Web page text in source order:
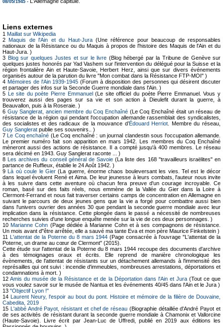
08/05/1945 -
Liens externes
1 Maillat sur Wikipedia
2 Maquis de l'Ain et du Haut-Jura(Une référence pour beaucoup de responsables
nationaux de la Résistance ou du Maquis à propos de l'histoire des Maquis de l'Ain et du
Haut-Jura. )
3 Blog sur quelques Justes et sur le livre (Blog hébergé par la Tribune de Genève sur
quelques justes honorés par Yad Vashem sur l'intervention du délégué pour la Suisse et la
région frontalière Ain et Haute-Savoie, Herbert Herz, ainsi que sur divers événements
organisés autour de la parution du livre "Mon combat dans la Résistance FTP-MOI" )
4 Mémoires de l'Ain 1939-1945 (Forum à disposition des personnes qui désirent discuter
et partager des infos sur la Seconde Guerre mondiale dans l'Ain. )
5
Le site du poète Pierre Emmanuel (Le site officiel du poète Pierre Emmanuel. Vous y
trouverez aussi des pages sur sa vie et son action à Dieulefit durant la guerre, à
Beauvallon, puis à la Roseraie. )
6 Guy Sanglerat, ancien membre du Coq Enchaîné (Le Coq Enchaîné était un réseau de
résistance de la région qui pendant l'occupation allemande rassemblait des syndicalistes,
des socialistes et des radicaux de la mouvance d’Édouard Herriot . Membre du réseau,
Guy Sanglerat publie ses souvenirs.. )
7
Le Coq enchaîné (Le Coq enchaîné : un journal clandestin sous l'occupation allemande.
Le premier numéro fait son apparition en mars 1942. Les membres du Coq Enchaîné
mèneront aussi des actions de résistance. Il a compté jusqu'à 400 membres. Le réseau
sera décimé en 1943. Guy Sanglerat raconte ... )
8
Les archives du conseil général de Savoie (La liste des 168 "travailleurs israëlites" en
partance de Ruffieux, établie le 24 Août 1942. )
9
Là où coule le Gier(La guerre, énorme chaos bouleversant les vies. Tel est le décor
dans lequel évoluent René et Aima. De leur jeunesse à leurs combats, l'auteur nous invite
à les suivre dans cette aventure où chacun fera preuve d'un courage incroyable. Ce
roman, basé sur des faits réels, nous emmène de la Vallée du Gier dans la Loire à
Clermont-Ferrand et nous fait traverser certains camps de concentration en Allemagne en
suivant le parcours de deux jeunes gens que la vie a forgé pour combattre aussi bien
dans l'univers ouvrier des années 30 que pendant la seconde guerre mondiale avec leur
implication dans la résistance. Cette plongée dans le passé a nécessité de nombreuses
recherches suivies d'une longue enquête menée sur la vie de ces deux personnages. )
10 Marianne Cohn (Page dédiée à Marianne Cohn et à ses compagnons de résistance.
Un mois avant d"être arrêtée, elle a sauvé ma tante Eva et mon père Maurice Finkelstein )
11
L'attentat de la Poterne du 8 mars 1944 (Page consacrée à l'ouvrage "L'attentat de la
Poterne, un drame au cœur de Clermont" (2015).
Cette étude sur l'attentat de la Poterne du 8 mars 1944 recoupe des documents d'archive
à des témoignages oraux et écrits. Elle reprend de manière chronologique les
évènements, de l'attentat de résistants sur un détachement allemands à l'immensité des
représailles qui ont suivi : incendie d'immeubles, nombreuses arrestations, déportations et
condamnations à mort. )
12Amis du musée de la Résistance et de la Déportation dans l'Ain et Jura(Tout ce que
vous voulez savoir sur le musée de Nantua et les événements 40/45 dans l'Ain et le Jura )
13 "Objectif Lyon !"
14
Laurent Neury, l'espoir au bout du pont. Histoire et mémoire de la filière de Douvaine,
Cabedita, 2019
15
L'abbé André Payot, résistant et chef de réseau (Biographie détaillée d'André Payot et
de ses activités de résistant durant la seconde guerre mondiale à Chamonix et Vallorcine
(Haute-Savoie). Livre écrit par Jean-Luc de Uffredi, publié en 2019 aux éditions les